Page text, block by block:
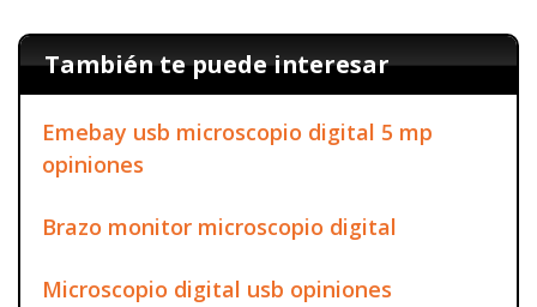
También te puede interesar
Emebay usb microscopio digital 5 mp
opiniones
Brazo monitor microscopio digital
Microscopio digital usb opiniones